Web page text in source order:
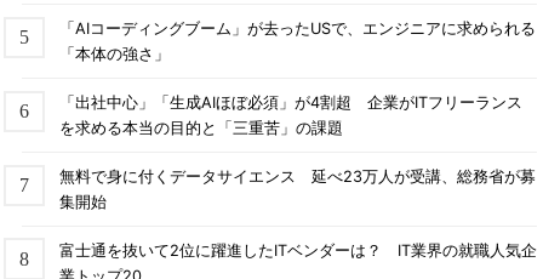
順序は一意な数値を生成するオブジェクトです。番号を取得
正解dのように、INSERT文で主キー列に一意な値を自動採番
「AIコーディングブーム」が去ったUSで、エンジニアに求められる
「本体の強さ」
「出社中心」「生成AIほぼ必須」が4割超 企業がITフリーランス
を求める本当の目的と「三重苦」の課題
無料で身に付くデータサイエンス 延べ23万人が受講、総務省が募
集開始
富士通を抜いて2位に躍進したITベンダーは？ IT業界の就職人気企